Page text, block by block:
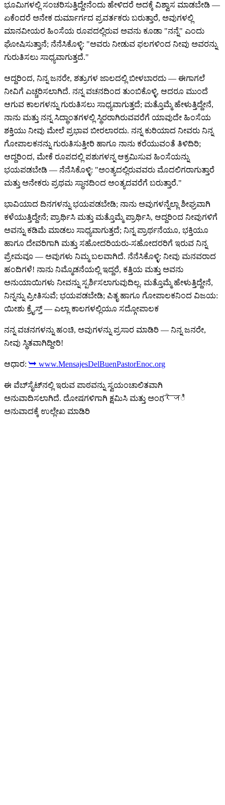
ಭೂಮಿಗಳಲ್ಲಿ ಸಂಚರಿಸುತ್ತಿದ್ದೇನೆಂದು ಹೇಳಿದರೆ ಅದಕ್ಕೆ ವಿಶ್ವಾಸ ಮಾಡಬೇಡಿ —
ಏಕೆಂದರೆ ಅನೇಕ ದುರ್ಮಾರ್ಗದ ಪ್ರವರ್ತಕರು ಬರುತ್ತಾರೆ, ಅವುಗಳಲ್ಲಿ
ಮಾನವೀಯರ ಹಿಂಸೆಯ ರೂಪದಲ್ಲಿರುವ ಅವನು ಕೂಡಾ "ನನ್ನೆ" ಎಂದು
ಘೋಷಿಸುತ್ತಾನೆ; ನೆನೆಸಿಕೊಳ್ಳಿ: "ಅವರು ನೀಡುವ ಫಲಗಳಿಂದ ನೀವು ಅವರನ್ನು
ಗುರುತಿಸಲು ಸಾಧ್ಯವಾಗುತ್ತದೆ."
ಆದ್ದರಿಂದ, ನಿನ್ನ ಜನರೇ, ಶತ್ರುಗಳ ಜಾಲದಲ್ಲಿ ಬೀಳಬಾರದು — ಈಗಾಗಲೆ
ನೀವಿಗೆ ಎಚ್ಚರಿಸಲಾಗಿದೆ. ನನ್ನ ವಚನದಿಂದ ತುಂಬಿಕೊಳ್ಳಿ, ಆದರೂ ಮುಂದೆ
ಆಗುವ ಕಾಲಗಳನ್ನು ಗುರುತಿಸಲು ಸಾಧ್ಯವಾಗುತ್ತದೆ; ಮತ್ತೊಮ್ಮೆ ಹೇಳುತ್ತಿದ್ದೇನೆ,
ನಾನು ಮತ್ತು ನನ್ನ ಸಿದ್ಧಾಂತಗಳಲ್ಲಿ ಸ್ಥಿರರಾಗಿರುವವರೆಗೆ ಯಾವುದೇ ಹಿಂಸೆಯ
ಶಕ್ತಿಯು ನೀವು ಮೇಲೆ ಪ್ರಭಾವ ಬೀರಲಾರದು. ನನ್ನ ಕುರಿಯಾದ ನೀವರು ನಿನ್ನ
ಗೋಪಾಲಕನನ್ನು ಗುರುತಿಸುತ್ತೀರಿ ಹಾಗೂ ನಾನು ಕರೆಯುವಂತೆ ತಿಳಿದಿರಿ;
ಆದ್ದರಿಂದ, ಮೇಕೆ ರೂಪದಲ್ಲಿ ಪಶುಗಳನ್ನ ಆಕ್ರಮಿಸುವ ಹಿಂಸೆಯನ್ನು
ಭಯಪಡಬೇಡಿ — ನೆನೆಸಿಕೊಳ್ಳಿ: "ಅಂತ್ಯದಲ್ಲಿರುವವರು ಮೊದಲಿಗರಾಗುತ್ತಾರೆ
ಮತ್ತು ಅನೇಕರು ಪ್ರಥಮ ಸ್ಥಾನದಿಂದ ಅಂತ್ಯದವರೆಗೆ ಬರುತ್ತಾರೆ."
ಭಾವಿಯಾದ ದಿನಗಳನ್ನು ಭಯಪಡಬೇಡಿ; ನಾನು ಅವುಗಳನ್ನೆಲ್ಲಾ ಶೀಘ್ರವಾಗಿ
ಕಳೆಯುತ್ತಿದ್ದೇನೆ; ಪ್ರಾರ್ಥಿಸಿ ಮತ್ತು ಮತ್ತೊಮ್ಮೆ ಪ್ರಾರ್ಥಿಸಿ, ಆದ್ದರಿಂದ ನೀವುಗಳಿಗೆ
ಅವನ್ನು ಕಡಿಮೆ ಮಾಡಲು ಸಾಧ್ಯವಾಗುತ್ತದೆ; ನಿನ್ನ ಪ್ರಾರ್ಥನೆಯೂ, ಭಕ್ತಿಯೂ
ಹಾಗೂ ದೇವರಿಗಾಗಿ ಮತ್ತು ಸಹೋದರಿಯರು-ಸಹೋದರರಿಗೆ ಇರುವ ನಿನ್ನ
ಪ್ರೇಮವೂ — ಅವುಗಳು ನಿಮ್ಮ ಬಲವಾಗಿದೆ. ನೆನೆಸಿಕೊಳ್ಳಿ: ನೀವು ಮನವರಾದ
ಹಂದಿಗಳೆ! ನಾನು ನಿಮ್ಮೊಡನೆಯಲ್ಲಿ ಇದ್ದರೆ, ಕತ್ತಿಯ ಮತ್ತು ಅವನು
ಅನುಯಾಯಿಗಳು ನೀವನ್ನು ಸ್ಪರ್ಶಿಸಲಾಗುವುದಿಲ್ಲ. ಮತ್ತೊಮ್ಮೆ ಹೇಳುತ್ತಿದ್ದೇನೆ,
ನಿನ್ನನ್ನು ಪ್ರೀತಿಸುವೆ; ಭಯಪಡಬೇಡಿ; ಪಿತೃ ಹಾಗೂ ಗೋಪಾಲಕನಿಂದ ವಿಜಯ:
ಯೀಶು ಕ್ರೈಸ್ತ್ — ಎಲ್ಲಾ ಕಾಲಗಳಲ್ಲಿಯೂ ಸದ್ಗೋಪಾಲಕ
ನನ್ನ ವಚನಗಳನ್ನು ಹಂಚಿ, ಅವುಗಳನ್ನು ಪ್ರಸಾರ ಮಾಡಿರಿ — ನಿನ್ನ ಜನರೇ,
ನೀವು ಸ್ಥಿತವಾಗಿದ್ದೀರಿ!
ಆಧಾರ: ➥ www.MensajesDelBuenPastorEnoc.org
ಈ ವೆಬ್‌ಸೈಟ್‌ನಲ್ಲಿ ಇರುವ ಪಾಠವನ್ನು ಸ್ವಯಂಚಾಲಿತವಾಗಿ
ಅನುವಾದಿಸಲಾಗಿದೆ. ದೋಷಗಳಿಗಾಗಿ ಕ್ಷಮಿಸಿ ಮತ್ತು ಅಂಗ्रेजಿ
ಅನುವಾದಕ್ಕೆ ಉಲ್ಲೇಖ ಮಾಡಿರಿ